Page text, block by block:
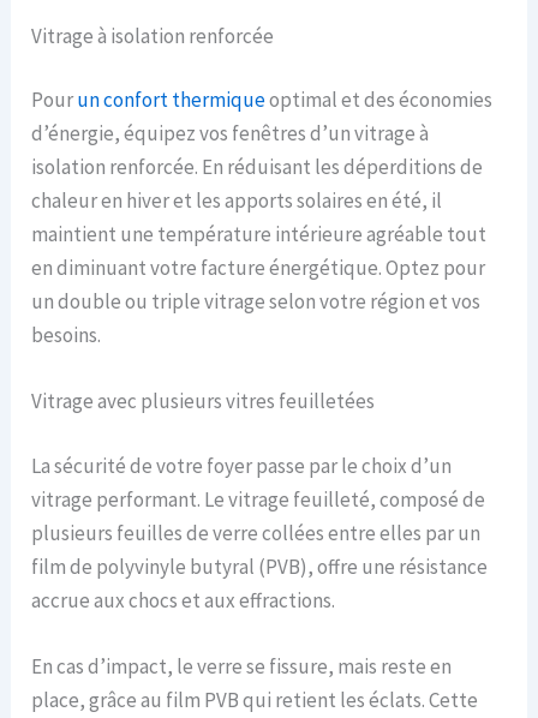
Vitrage à isolation renforcée
Pourun confort thermiqueoptimal et des économies
d’énergie, équipez vos fenêtres d’un vitrage à
isolation renforcée. En réduisant les déperditions de
chaleur en hiver et les apports solaires en été, il
maintient une température intérieure agréable tout
en diminuant votre facture énergétique. Optez pour
un double ou triple vitrage selon votre région et vos
besoins.
Vitrage avec plusieurs vitres feuilletées
La sécurité de votre foyer passe par le choix d’un
vitrage performant. Le vitrage feuilleté, composé de
plusieurs feuilles de verre collées entre elles par un
film de polyvinyle butyral (PVB), offre une résistance
accrue aux chocs et aux effractions.
En cas d’impact, le verre se fissure, mais reste en
place, grâce au film PVB qui retient les éclats. Cette